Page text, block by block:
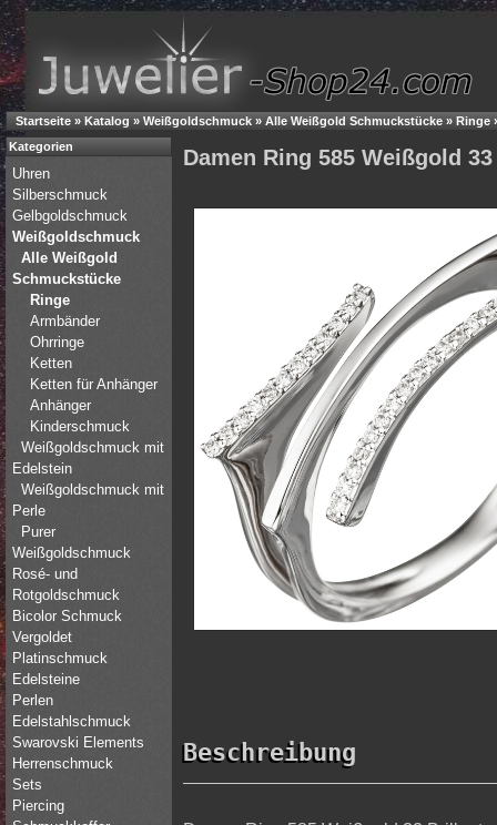
Startseite » Katalog » Weißgoldschmuck » Alle Weißgold Schmuckstücke » Ringe
Damen Ring 585 Weißgold
Beschreibung
Kategorien
Uhren
Silberschmuck
Gelbgoldschmuck
Weißgoldschmuck
Alle Weißgold
Schmuckstücke
Ringe
Armbänder
Ohrringe
Ketten
Ketten für Anhänger
Anhänger
Kinderschmuck
Weißgoldschmuck mit
Edelstein
Weißgoldschmuck mit
Perle
Purer
Weißgoldschmuck
Rosé- und
Rotgoldschmuck
Bicolor Schmuck
Vergoldet
Platinschmuck
Edelsteine
Perlen
Edelstahlschmuck
Swarovski Elements
Herrenschmuck
Sets
Piercing